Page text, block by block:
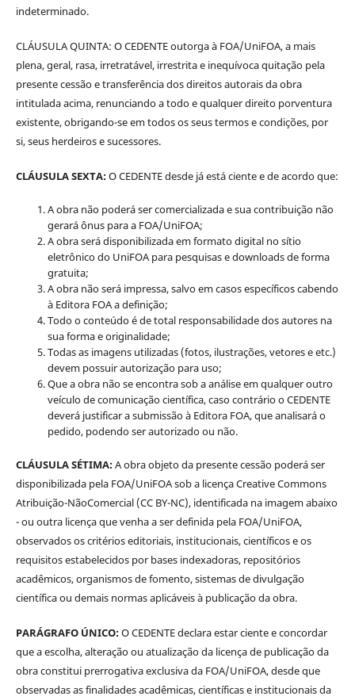
indeterminado.
CLÁUSULA QUINTA: O CEDENTE outorga à FOA/UniFOA, a mais
plena, geral, rasa, irretratável, irrestrita e inequívoca quitação pela
presente cessão e transferência dos direitos autorais da obra
intitulada acima, renunciando a todo e qualquer direito porventura
existente, obrigando-se em todos os seus termos e condições, por
si, seus herdeiros e sucessores.
CLÁUSULA SEXTA:O CEDENTE desde já está ciente e de acordo que:
A obra não poderá ser comercializada e sua contribuição não
gerará ônus para a FOA/UniFOA;
A obra será disponibilizada em formato digital no sítio
eletrônico do UniFOA para pesquisas e downloads de forma
gratuita;
A obra não será impressa, salvo em casos específicos cabendo
à Editora FOA a definição;
Todo o conteúdo é de total responsabilidade dos autores na
sua forma e originalidade;
Todas as imagens utilizadas (fotos, ilustrações, vetores e etc.)
devem possuir autorização para uso;
Que a obra não se encontra sob a análise em qualquer outro
veículo de comunicação científica, caso contrário o CEDENTE
deverá justificar a submissão à Editora FOA, que analisará o
pedido, podendo ser autorizado ou não.
CLÁUSULA SÉTIMA:A obra objeto da presente cessão poderá ser
disponibilizada pela FOA/UniFOA sob a licença Creative Commons
Atribuição-NãoComercial (CC BY-NC), identificada na imagem abaixo
- ou outra licença que venha a ser definida pela FOA/UniFOA,
observados os critérios editoriais, institucionais, científicos e os
requisitos estabelecidos por bases indexadoras, repositórios
acadêmicos, organismos de fomento, sistemas de divulgação
científica ou demais normas aplicáveis à publicação da obra.
PARÁGRAFO ÚNICO:O CEDENTE declara estar ciente e concordar
que a escolha, alteração ou atualização da licença de publicação da
obra constitui prerrogativa exclusiva da FOA/UniFOA, desde que
observadas as finalidades acadêmicas, científicas e institucionais da